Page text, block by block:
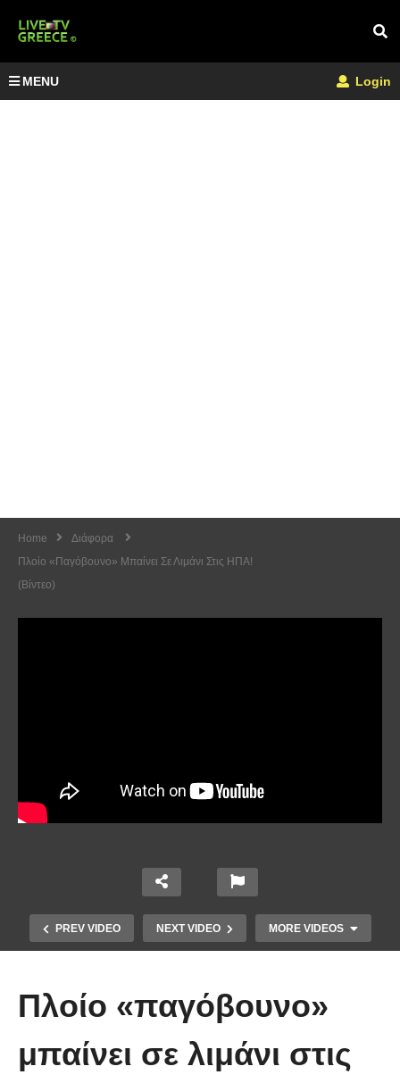
MENU Login
Home
Διάφορα
Πλοίο «παγόβουνο» Μπαίνει Σε Λιμάνι Στις ΗΠΑ!
(Βίντεο)
PREV VIDEO NEXT VIDEO MORE VIDEOS
Πλοίο «παγόβουνο»
μπαίνει σε λιμάνι στις